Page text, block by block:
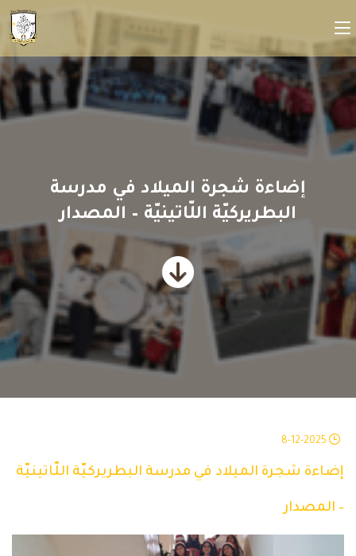
إضاءة شجرة الميلاد في مدرسة
البطريركيّة اللّاتينيّة – المصدار
إضاءة شجرة الميلاد في مدرسة البطريركيّة اللّاتينيّة
– المصدار